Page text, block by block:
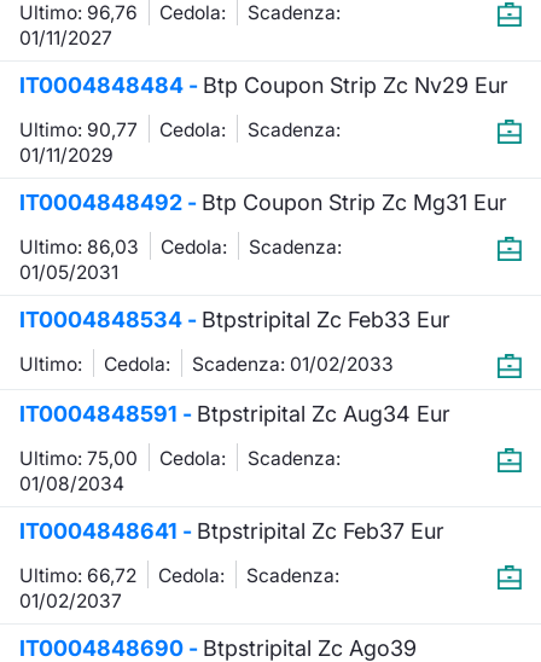
Ultimo: 96,76 Cedola:
Scadenza:
01/11/2027
IT0004848484 - Btp Coupon Strip Zc Nv29 Eur
Ultimo: 90,77 Cedola:
Scadenza:
01/11/2029
IT0004848492 - Btp Coupon Strip Zc Mg31 Eur
Ultimo: 86,03 Cedola:
Scadenza:
01/05/2031
IT0004848534 - Btpstripital Zc Feb33 Eur
Ultimo: Cedola: Scadenza: 01/02/2033
IT0004848591 - Btpstripital Zc Aug34 Eur
Ultimo: 75,00 Cedola:
Scadenza:
01/08/2034
IT0004848641 - Btpstripital Zc Feb37 Eur
Ultimo: 66,72 Cedola:
Scadenza:
01/02/2037
IT0004848690 - Btpstripital Zc Ago39